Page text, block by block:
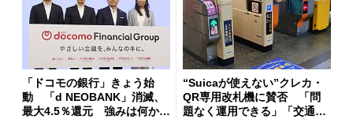
「ドコモの銀行」きょう始
動 「d NEOBANK」消滅、
最大4.5％還元 強みは何か解
“Suicaが使えない”クレカ・
QR専用改札機に賛否 「問
題なく運用できる」「交通系I